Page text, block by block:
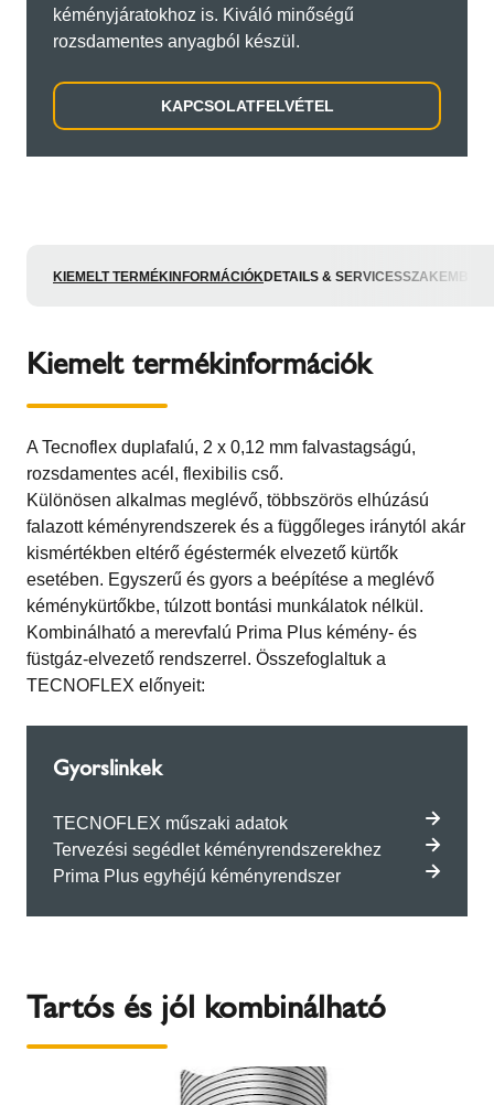
kéményjáratokhoz is. Kiváló minőségű
rozsdamentes anyagból készül.
KAPCSOLATFELVÉTEL
KIEMELT TERMÉKINFORMÁCIÓKDETAILS & SERVICES
Kiemelt termékinformációk
A Tecnoflex duplafalú, 2 x 0,12 mm falvastagságú,
rozsdamentes acél, flexibilis cső.
Különösen alkalmas meglévő, többszörös elhúzású
falazott kéményrendszerek és a függőleges iránytól akár
kismértékben eltérő égéstermék elvezető kürtők
esetében. Egyszerű és gyors a beépítése a meglévő
kéménykürtőkbe, túlzott bontási munkálatok nélkül.
Kombinálható a merevfalú Prima Plus kémény- és
füstgáz-elvezető rendszerrel. Összefoglaltuk a
TECNOFLEX előnyeit:
Gyorslinkek
TECNOFLEX műszaki adatok
Tervezési segédlet kéményrendszerekhez
Prima Plus egyhéjú kéményrendszer
Tartós és jól kombinálható